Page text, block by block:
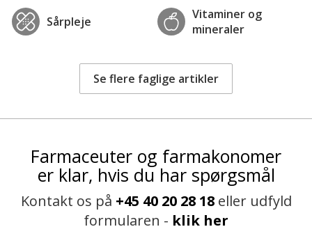
Sårpleje
Vitaminer og
mineraler
Se flere faglige artikler
Farmaceuter og farmakonomer
er klar, hvis du har spørgsmål
Kontakt os på +45 40 20 28 18eller udfyld
formularen - klik her